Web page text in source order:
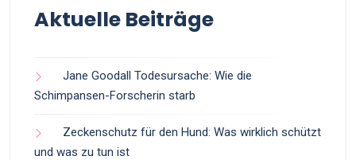
Aktuelle Beiträge
Jane Goodall Todesursache: Wie die
Schimpansen-Forscherin starb
Zeckenschutz für den Hund: Was wirklich schützt
und was zu tun ist